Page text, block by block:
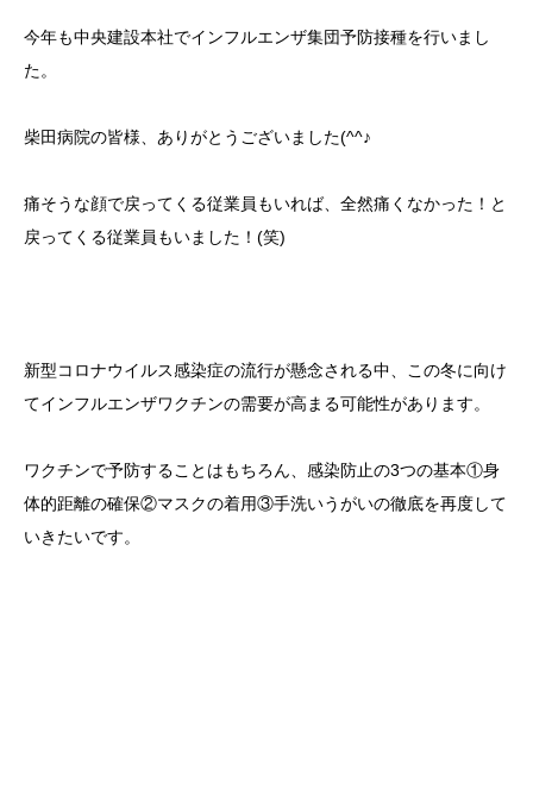
今年も中央建設本社でインフルエンザ集団予防接種を行いまし
た。
柴田病院の皆様、ありがとうございました(^^♪
痛そうな顔で戻ってくる従業員もいれば、全然痛くなかった！と
戻ってくる従業員もいました！(笑)
新型コロナウイルス感染症の流行が懸念される中、この冬に向け
てインフルエンザワクチンの需要が高まる可能性があります。
ワクチンで予防することはもちろん、感染防止の3つの基本①身
体的距離の確保②マスクの着用③手洗いうがいの徹底を再度して
いきたいです。